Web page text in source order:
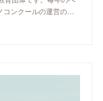
ンクールの運営の…